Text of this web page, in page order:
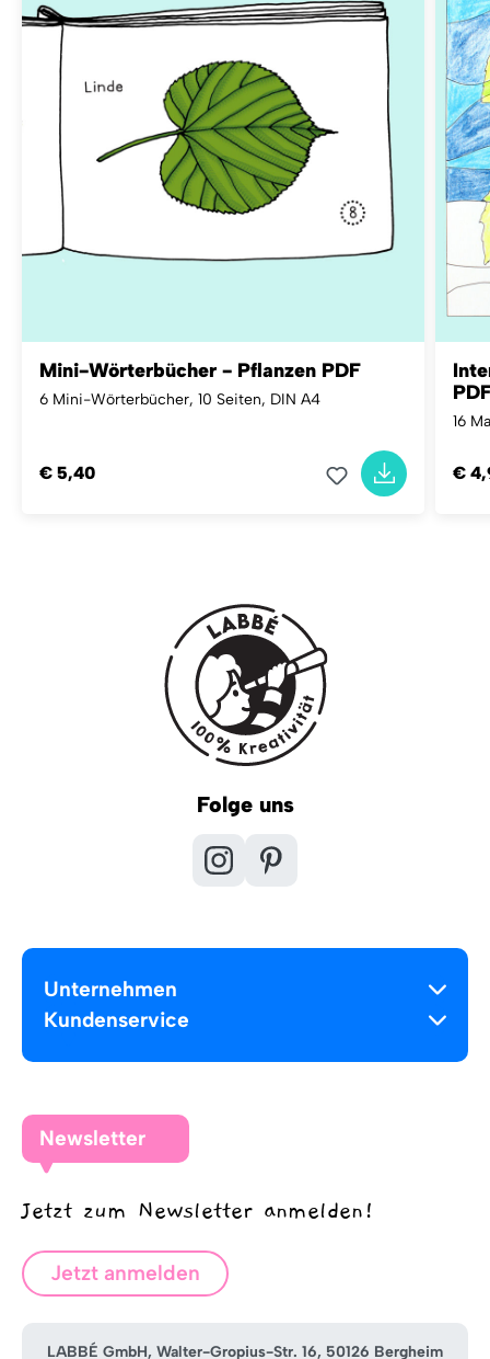
Mini-Wörterbücher - Pflanzen PDF
6 Mini-Wörterbücher, 10 Seiten, DIN A4
€ 5,40
16
€
Folge uns
Unternehmen
Kundenservice
Newsletter
Jetzt zum Newsletter anmelden!
Jetzt anmelden
LABBÉ GmbH, Walter-Gropius-Str. 16, 50126 Bergheim